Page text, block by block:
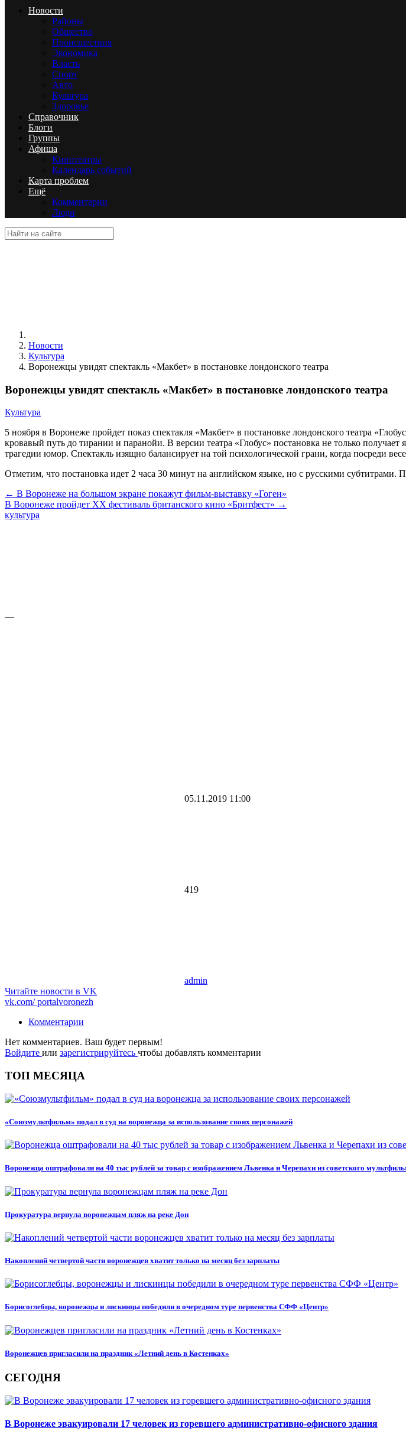
Новости
Районы
Общество
Происшествия
Экономика
Власть
Спорт
Авто
Культура
Здоровье
Справочник
Блоги
Группы
Афиша
Кинотеатры
Календарь событий
Карта проблем
Ещё
Комментарии
Люди
Новости
Культура
Воронежцы увидят спектакль «Макбет» в постановке лондонского театра
Воронежцы увидят спектакль «Макбет» в постановке лондонского театра
Культура
5 ноября в Воронеже пройдет показ спектакля «Макбет» в постановке лондонского театра
кровавый путь до тирании и паранойи. В версии театра «Глобус» постановка не только
трагедии юмор. Спектакль изящно балансирует на той психологической грани, когда посреди
Отметим, что постановка идет 2 часа 30 минут на английском языке, но с русскими субтитрами.
← В Воронеже на большом экране покажут фильм-выставку «Гоген»
В Воронеже пройдет XX фестиваль британского кино «Бритфест» →
культура
—
05.11.2019 11:00
419
admin
Читайте новости в VK
vk.com/portalvoronezh
Комментарии
Нет комментариев. Ваш будет первым!
Войдите или зарегистрируйтесь чтобы добавлять комментарии
ТОП МЕСЯЦА
«Союзмультфильм» подал в суд на воронежца за использование своих персонажей
Воронежца оштрафовали на 40 тыс рублей за товар с изображением Львенка и Черепахи из советского
Прокуратура вернула воронежцам пляж на реке Дон
Накоплений четвертой части воронежцев хватит только на месяц без зарплаты
Борисоглебцы, воронежцы и лискинцы победили в очередном туре первенства СФФ «Центр»
Воронежцев пригласили на праздник «Летний день в Костенках»
СЕГОДНЯ
В Воронеже эвакуировали 17 человек из горевшего административно-офисного здания